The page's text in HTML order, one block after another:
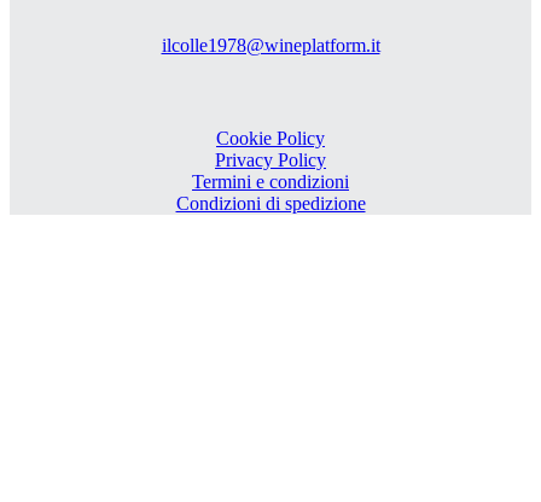
ilcolle1978@wineplatform.it
Cookie Policy
Privacy Policy
Termini e condizioni
Condizioni di spedizione